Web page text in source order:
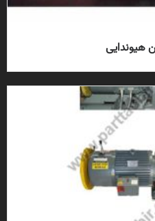
هیوندایی